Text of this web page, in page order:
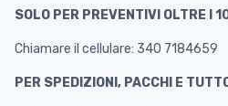
SOLO PER PREVENTIVI OLTRE I
Chiamare il cellulare: 340 7184659
PER SPEDIZIONI, PACCHI E